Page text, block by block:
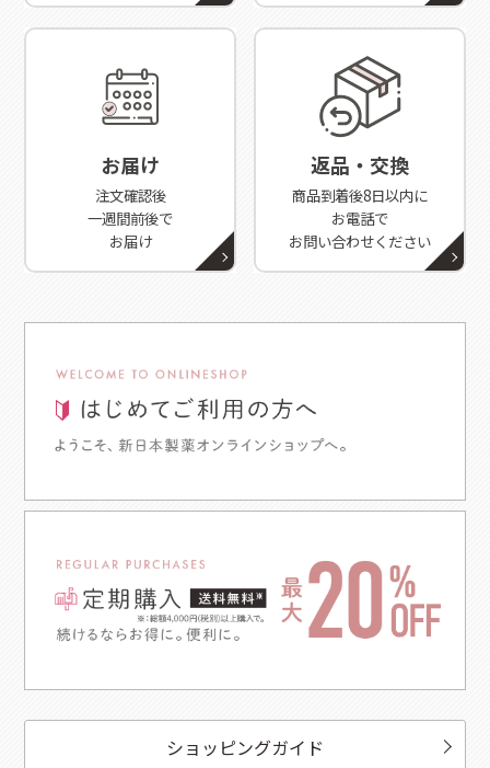
お届け
注文確認後
一週間前後で
お届け
返品・交換
商品到着後8日以内に
お電話で
お問い合わせください
ショッピングガイド